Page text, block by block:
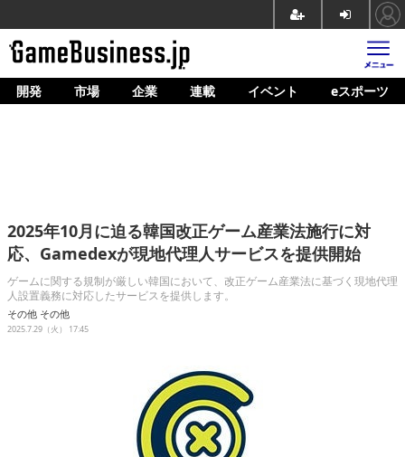
ホーム
企業動向
人材育成
産業政策
開発 市場 企業 連載 イベント eスポーツ
2025年10月に迫る韓国改正ゲーム産業法施行に対
応、Gamedexが現地代理人サービスを提供開始
ゲームに関する規制が厳しい韓国において、改正ゲーム産業法に基づく現地代理
人設置義務に対応したサービスを提供します。
その他 その他
2025.7.29（火） 17:45